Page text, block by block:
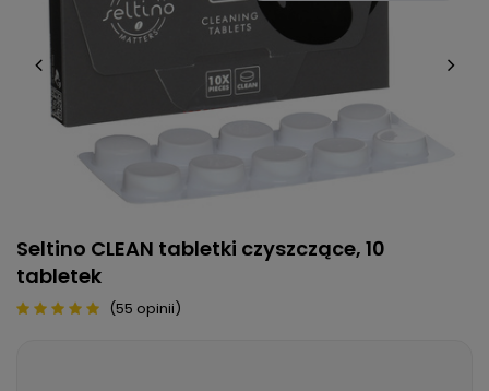
Seltino CLEAN tabletki czyszczące, 10
tabletek
(55 opinii)